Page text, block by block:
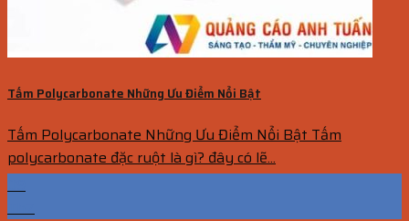
Tấm Polycarbonate Những Ưu Điểm Nổi Bật
Tấm Polycarbonate Những Ưu Điểm Nổi Bật Tấm
polycarbonate đặc ruột là gì? đây có lẽ...
09
Th7